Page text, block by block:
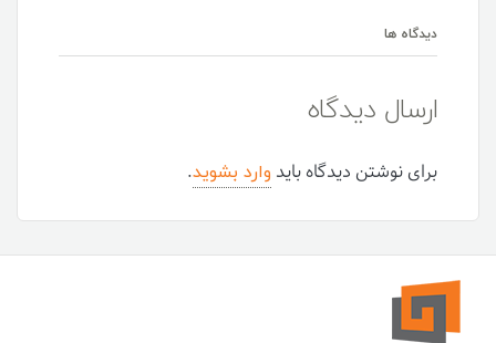
دیدگاه ها
ارسال دیدگاه
برای نوشتن دیدگاه باید وارد بشوید.